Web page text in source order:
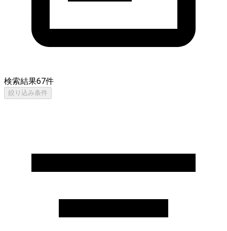
検索結果67件
絞り込み条件